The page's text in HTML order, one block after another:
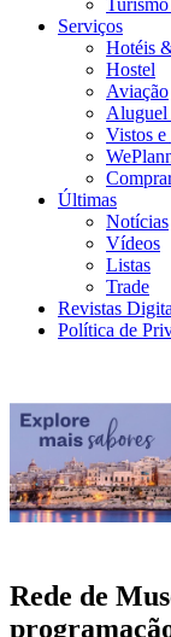
Serviços
Hotéis
Hostel
Aviação
Aluguel
Vistos e
Últimas
Notícias
Vídeos
Listas
Trade
Revistas
Política de
Rede de